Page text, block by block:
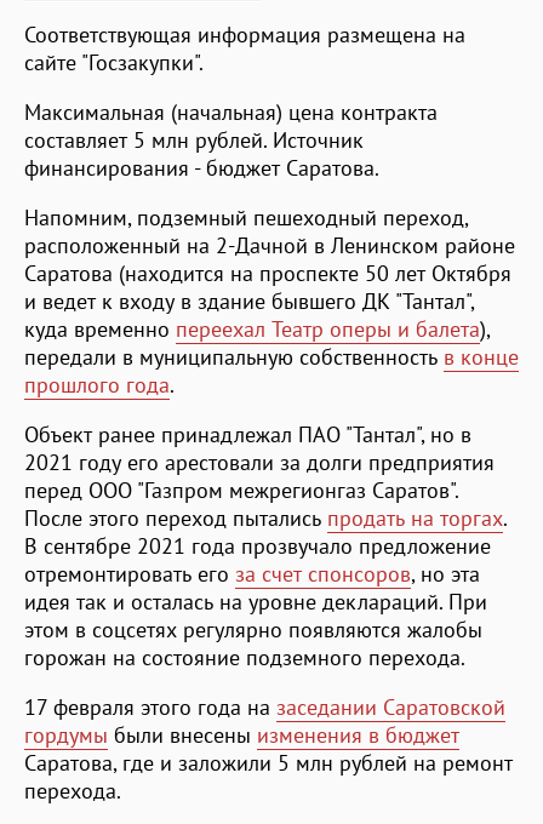
Соответствующая информация размещена на
сайте "Госзакупки".
Максимальная (начальная) цена контракта
составляет 5 млн рублей. Источник
финансирования - бюджет Саратова.
Напомним, подземный пешеходный переход,
расположенный на 2-Дачной в Ленинском районе
Саратова (находится на проспекте 50 лет Октября
и ведет к входу в здание бывшего ДК "Тантал",
куда временно переехал Театр оперы и балета),
передали в муниципальную собственность в конце
прошлого года.
Объект ранее принадлежал ПАО "Тантал", но в
2021 году его арестовали за долги предприятия
перед ООО "Газпром межрегионгаз Саратов".
После этого переход пытались продать на торгах.
В сентябре 2021 года прозвучало предложение
отремонтировать его за счет спонсоров, но эта
идея так и осталась на уровне деклараций. При
этом в соцсетях регулярно появляются жалобы
горожан на состояние подземного перехода.
17 февраля этого года на заседании Саратовской
гордумы были внесены изменения в бюджет
Саратова, где и заложили 5 млн рублей на ремонт
перехода.